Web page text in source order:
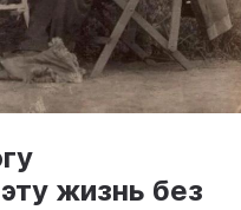
жизнь без